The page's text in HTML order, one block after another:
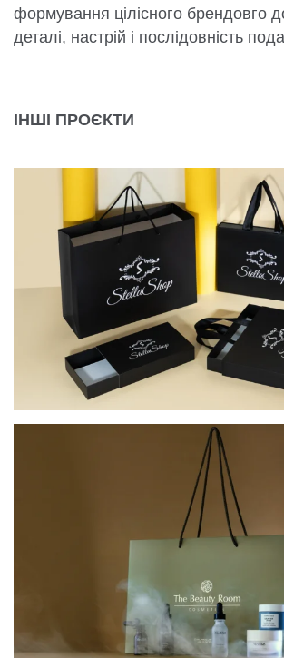
формування цілісного брендовго
деталі, настрій і послідовність
ІНШІ ПРОЄКТИ
КОМПЛЕКСНЕ ПАКУВАННЯ ДЛЯ
КАРТОННІ ПАКЕТИ ДЛЯ ОФЛАЙН-
THE BEAUTY ROOM COSMETICS